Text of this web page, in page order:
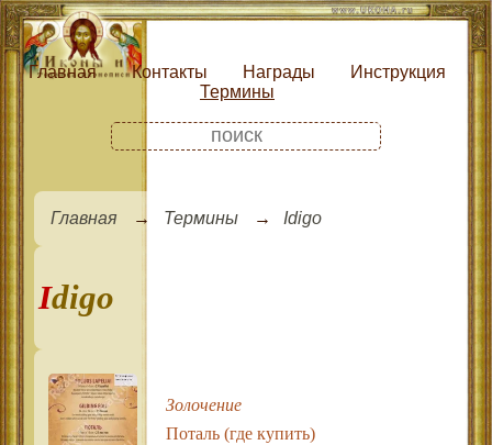
Главная Контакты Награды
Инструкция
Термины
Главная Термины Idigo
Idigo
Золочение
Поталь (где купить)